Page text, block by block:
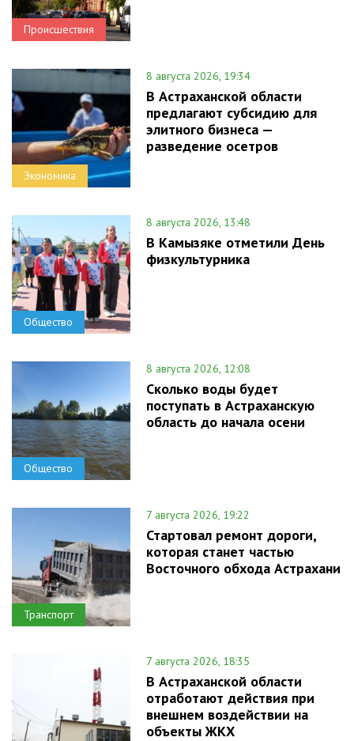
Происшествия
Экономика
8 августа 2026, 19:34
В Астраханской области
предлагают субсидию для
элитного бизнеса —
разведение осетров
Общество
8 августа 2026, 13:48
В Камызяке отметили День
физкультурника
Общество
8 августа 2026, 12:08
Сколько воды будет
поступать в Астраханскую
область до начала осени
Транспорт
7 августа 2026, 19:22
Стартовал ремонт дороги,
которая станет частью
Восточного обхода Астрахани
7 августа 2026, 18:35
В Астраханской области
отработают действия при
внешнем воздействии на
объекты ЖКХ